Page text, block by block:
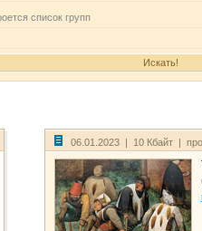
список групп
06.01.2023 | 10 Кбайт |